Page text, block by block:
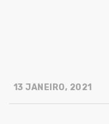
13 JANEIRO, 2021